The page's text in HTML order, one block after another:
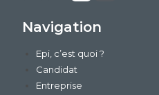
Navigation
Epi, c’est quoi ?
Candidat
Entreprise